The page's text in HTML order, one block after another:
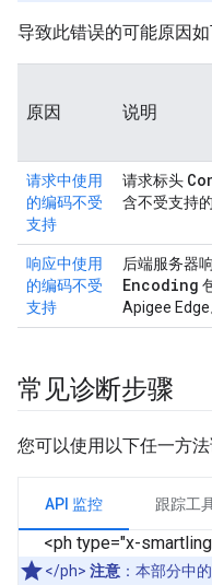
导致此错误的可能原因如
原因 说明
请求中使用
的编码不受
支持
请求标头
含不受支持的
响应中使用
的编码不受
支持
后端服务器
Encoding
Apigee Edge
常见诊断步骤
您可以使用以下任一方法
API 监控 跟踪工
<ph type="x-
</ph> 注意 ：本部分中